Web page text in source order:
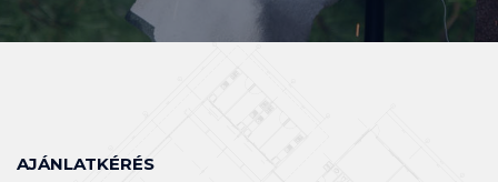
AJÁNLATKÉRÉS